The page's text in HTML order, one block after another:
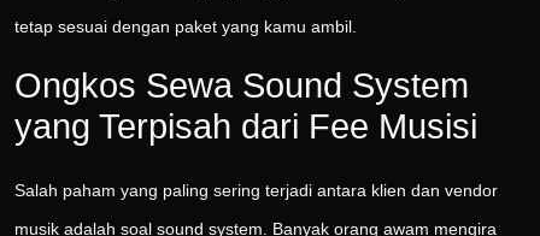
tetap sesuai dengan paket yang kamu ambil.
Ongkos Sewa Sound System
yang Terpisah dari Fee Musisi
Salah paham yang paling sering terjadi antara klien dan vendor
musik adalah soal sound system. Banyak orang awam mengira